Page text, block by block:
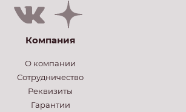
Компания
О компании
Сотрудничество
Реквизиты
Гарантии